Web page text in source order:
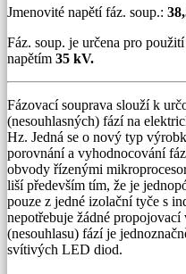
deště)
Jmenovité napětí fáz. soup.:
Fáz. soup. je určena pro
napětím 35 kV.
Fázovací souprava slouží k
(nesouhlasných) fází na
Hz. Jedná se o nový typ
porovnání a vyhodnocování
obvody řízenými
liší především tím, že je
pouze z jedné izolační tyče s
nepotřebuje žádné
(nesouhlasu) fází je
svítivých LED diod.